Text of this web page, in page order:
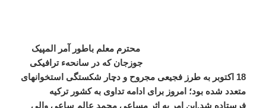
محترم معلم باطور آمر المپیک
جوزجان که در سانحهء ترافیکی
18 اکتوبر به طرز فجیعی مجروح و دچار شکستگی استخوانهای
متعدد شده بود؛ امروز برای ادامه تداوی به کشور ترکیه
فرستاده شد. این امر به اثر مساعی محمد عالم ساعی والی